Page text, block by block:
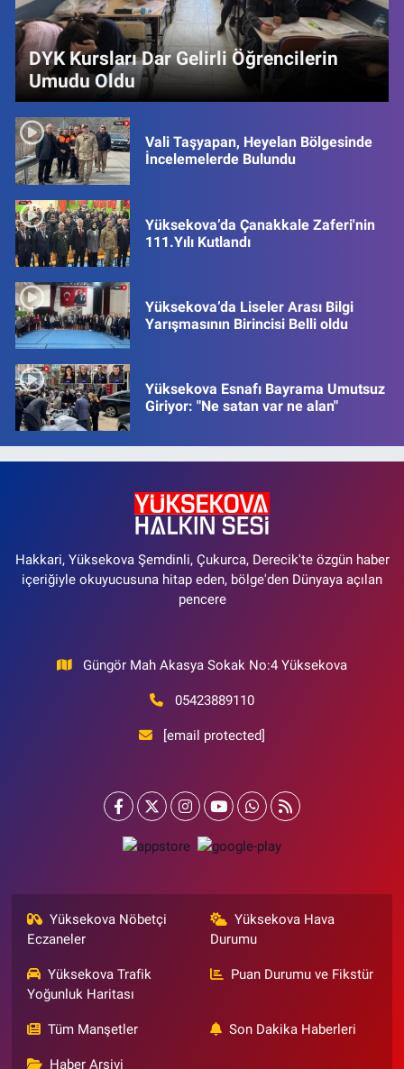
DYK Kursları Dar Gelirli Öğrencilerin
Umudu Oldu
Vali Taşyapan, Heyelan Bölgesinde
İncelemelerde Bulundu
Yüksekova’da Çanakkale Zaferi'nin
111.Yılı Kutlandı
Yüksekova’da Liseler Arası Bilgi
Yarışmasının Birincisi Belli oldu
Yüksekova Esnafı Bayrama Umutsuz
Giriyor: "Ne satan var ne alan"
Hakkari, Yüksekova Şemdinli, Çukurca, Derecik'te özgün haber
içeriğiyle okuyucusuna hitap eden, bölge'den Dünyaya açılan
pencere
Güngör Mah Akasya Sokak No:4 Yüksekova
05423889110
[email protected]
Yüksekova Nöbetçi
Eczaneler
Yüksekova Hava
Durumu
Yüksekova Trafik
Yoğunluk Haritası
Puan Durumu ve Fikstür
Tüm Manşetler Son Dakika Haberleri
Haber Arşivi